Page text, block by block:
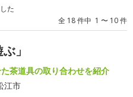
た
全 18 件中 1 〜 10 件
」
茶道具の取り合わせを紹介
江市